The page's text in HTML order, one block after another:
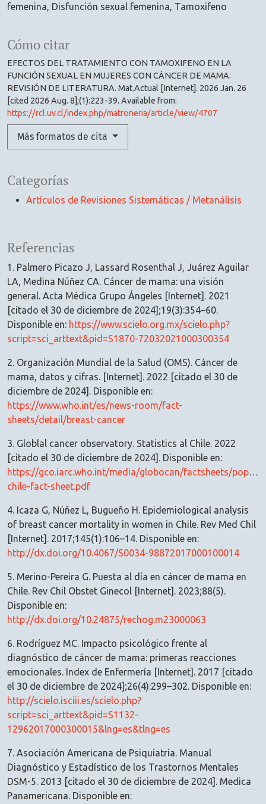
femenina Disfunción sexual femenina Tamoxifeno
Categorías
Artículos de Revisiones Sistemáticas / Metanálisis
Cómo citar
EFECTOS DEL TRATAMIENTO CON TAMOXIFENO EN LA
FUNCIÓN SEXUAL EN MUJERES CON CÁNCER DE MAMA:
REVISIÓN DE LITERATURA. Mat.Actual [Internet]. 2026 Jan. 26
[cited 2026 Aug. 8];(1):223-39. Available from:
https://rcl.uv.cl/index.php/matroneria/article/view/4707
Más formatos de cita
Referencias
1. Palmero Picazo J, Lassard Rosenthal J, Juárez Aguilar
LA, Medina Núñez CA. Cáncer de mama: una visión
general. Acta Médica Grupo Ángeles [Internet]. 2021
[citado el 30 de diciembre de 2024];19(3):354–60.
Disponible en: https://www.scielo.org.mx/scielo.php?
script=sci_arttext&pid=S1870-72032021000300354
2. Organización Mundial de la Salud (OMS). Cáncer de
mama, datos y cifras. [Internet]. 2022 [citado el 30 de
diciembre de 2024]. Disponible en:
https://www.who.int/es/news-room/fact-
sheets/detail/breast-cancer
3. Globlal cancer observatory. Statistics al Chile. 2022
[citado el 30 de diciembre de 2024]. Disponible en:
https://gco.iarc.who.int/media/globocan/factsheets/
chile-fact-sheet.pdf
4. Icaza G, Núñez L, Bugueño H. Epidemiological analysis
of breast cancer mortality in women in Chile. Rev Med Chil
[Internet]. 2017;145(1):106–14. Disponible en:
http://dx.doi.org/10.4067/S0034-98872017000100014
5. Merino-Pereira G. Puesta al día en cáncer de mama en
Chile. Rev Chil Obstet Ginecol [Internet]. 2023;88(5).
Disponible en:
http://dx.doi.org/10.24875/rechog.m23000063
6. Rodríguez MC. Impacto psicológico frente al
diagnóstico de cáncer de mama: primeras reacciones
emocionales. Index de Enfermería [Internet]. 2017 [citado
el 30 de diciembre de 2024];26(4):299–302. Disponible en:
http://scielo.isciii.es/scielo.php?
script=sci_arttext&pid=S1132-
12962017000300015&lng=es&tlng=es
7. Asociación Americana de Psiquiatría. Manual
Diagnóstico y Estadístico de los Trastornos Mentales
DSM-5. 2013 [citado el 30 de diciembre de 2024]. Medica
Panamericana. Disponible en: